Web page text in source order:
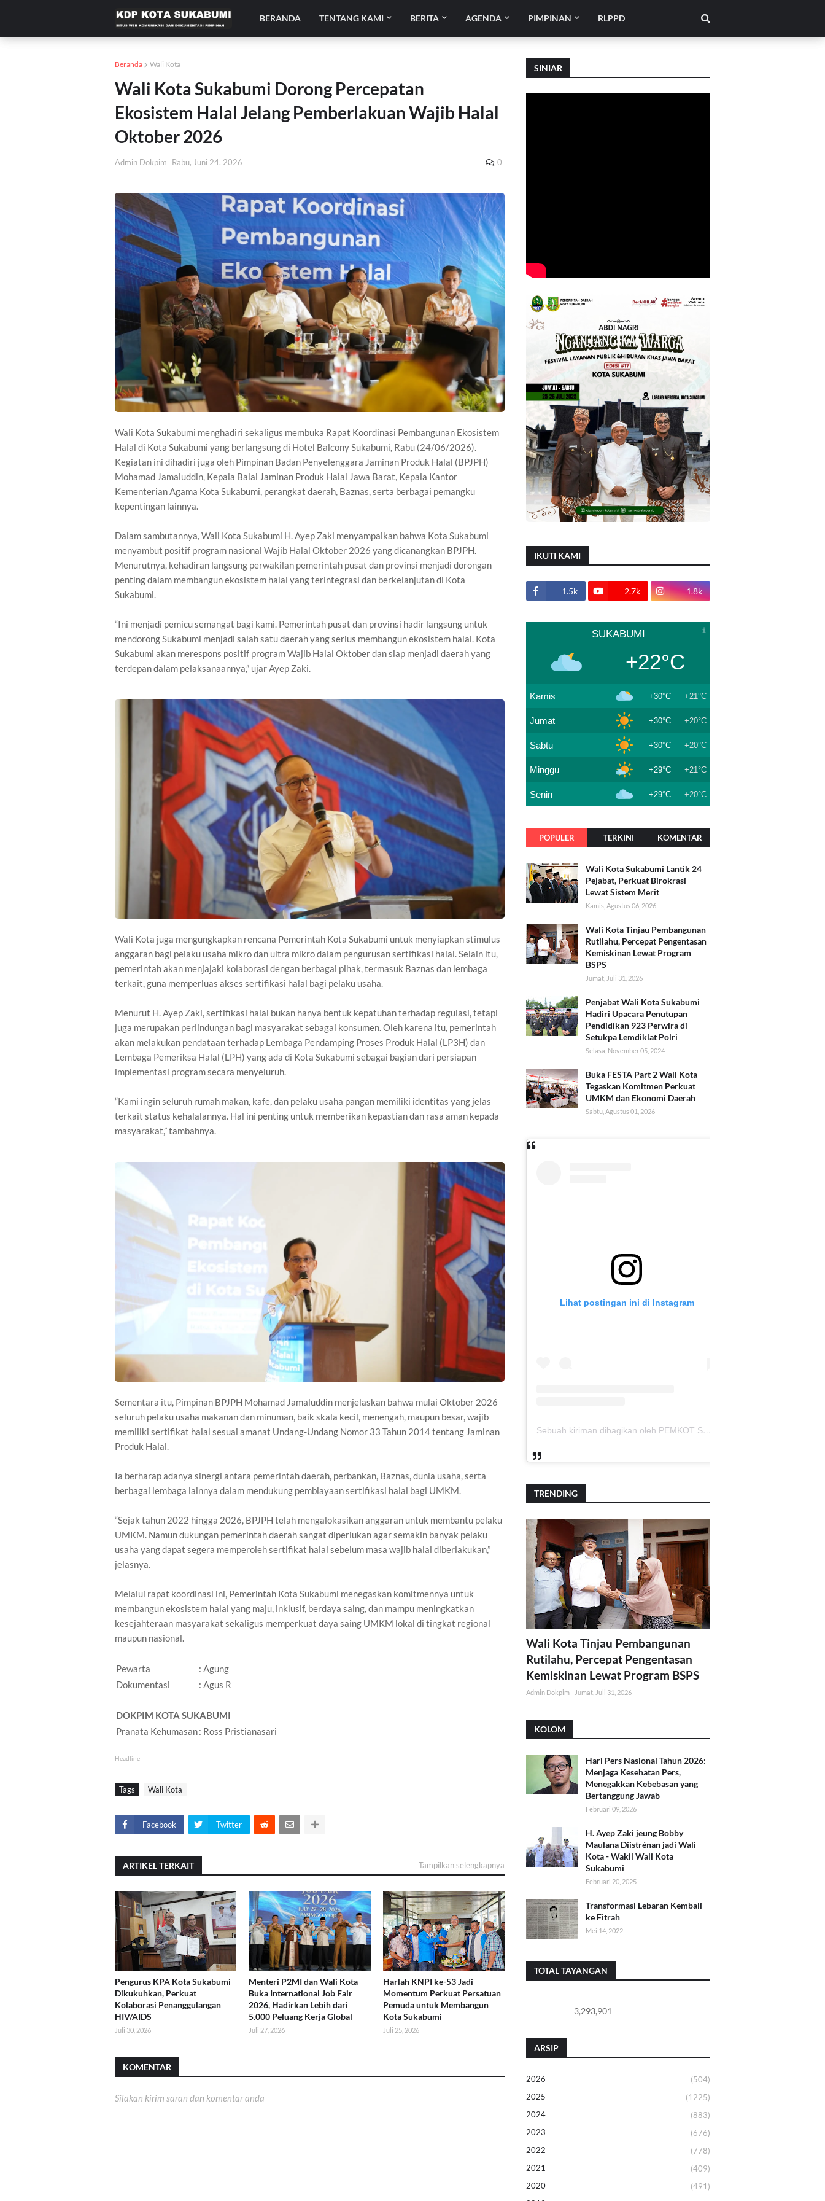
BERANDA TENTANG KAMI BERITA AGENDA PIMPINAN RLPPD
Beranda Wali Kota
Wali Kota Sukabumi Dorong Percepatan
Ekosistem Halal Jelang Pemberlakuan Wajib Halal
Oktober 2026
Admin Dokpim Rabu, Juni 24, 2026 0
Wali Kota Sukabumi menghadiri sekaligus membuka Rapat Koordinasi Pembangunan Ekosistem
Halal di Kota Sukabumi yang berlangsung di Hotel Balcony Sukabumi, Rabu (24/06/2026).
Kegiatan ini dihadiri juga oleh Pimpinan Badan Penyelenggara Jaminan Produk Halal (BPJPH)
Mohamad Jamaluddin, Kepala Balai Jaminan Produk Halal Jawa Barat, Kepala Kantor
Kementerian Agama Kota Sukabumi, perangkat daerah, Baznas, serta berbagai pemangku
kepentingan lainnya.
Dalam sambutannya, Wali Kota Sukabumi H. Ayep Zaki menyampaikan bahwa Kota Sukabumi
menyambut positif program nasional Wajib Halal Oktober 2026 yang dicanangkan BPJPH.
Menurutnya, kehadiran langsung perwakilan pemerintah pusat dan provinsi menjadi dorongan
penting dalam membangun ekosistem halal yang terintegrasi dan berkelanjutan di Kota
Sukabumi.
“Ini menjadi pemicu semangat bagi kami. Pemerintah pusat dan provinsi hadir langsung untuk
mendorong Sukabumi menjadi salah satu daerah yang serius membangun ekosistem halal. Kota
Sukabumi akan merespons positif program Wajib Halal Oktober dan siap menjadi daerah yang
terdepan dalam pelaksanaannya,” ujar Ayep Zaki.
Wali Kota juga mengungkapkan rencana Pemerintah Kota Sukabumi untuk menyiapkan stimulus
anggaran bagi pelaku usaha mikro dan ultra mikro dalam pengurusan sertifikasi halal. Selain itu,
pemerintah akan menjajaki kolaborasi dengan berbagai pihak, termasuk Baznas dan lembaga
terkait, guna memperluas akses sertifikasi halal bagi pelaku usaha.
Menurut H. Ayep Zaki, sertifikasi halal bukan hanya bentuk kepatuhan terhadap regulasi, tetapi
juga merupakan perlindungan bagi masyarakat sebagai konsumen. Oleh karena itu, pemerintah
akan melakukan pendataan terhadap Lembaga Pendamping Proses Produk Halal (LP3H) dan
Lembaga Pemeriksa Halal (LPH) yang ada di Kota Sukabumi sebagai bagian dari persiapan
implementasi program secara menyeluruh.
“Kami ingin seluruh rumah makan, kafe, dan pelaku usaha pangan memiliki identitas yang jelas
terkait status kehalalannya. Hal ini penting untuk memberikan kepastian dan rasa aman kepada
masyarakat,” tambahnya.
Sementara itu, Pimpinan BPJPH Mohamad Jamaluddin menjelaskan bahwa mulai Oktober 2026
seluruh pelaku usaha makanan dan minuman, baik skala kecil, menengah, maupun besar, wajib
memiliki sertifikat halal sesuai amanat Undang-Undang Nomor 33 Tahun 2014 tentang Jaminan
Produk Halal.
Ia berharap adanya sinergi antara pemerintah daerah, perbankan, Baznas, dunia usaha, serta
berbagai lembaga lainnya dalam mendukung pembiayaan sertifikasi halal bagi UMKM.
“Sejak tahun 2022 hingga 2026, BPJPH telah mengalokasikan anggaran untuk membantu pelaku
UMKM. Namun dukungan pemerintah daerah sangat diperlukan agar semakin banyak pelaku
usaha yang dapat segera memperoleh sertifikat halal sebelum masa wajib halal diberlakukan,”
jelasnya.
Melalui rapat koordinasi ini, Pemerintah Kota Sukabumi menegaskan komitmennya untuk
membangun ekosistem halal yang maju, inklusif, berdaya saing, dan mampu meningkatkan
kesejahteraan masyarakat sekaligus memperkuat daya saing UMKM lokal di tingkat regional
maupun nasional.
Pewarta
: Agung
Dokumentasi
: Agus R
DOKPIM KOTA SUKABUMI
Pranata Kehumasan: Ross Pristianasari
Headline
Tags Wali Kota
Facebook Twitter
ARTIKEL TERKAIT Tampilkan selengkapnya
Pengurus KPA Kota Sukabumi
Dikukuhkan, Perkuat
Kolaborasi Penanggulangan
HIV/AIDS
Juli 30, 2026
Menteri P2MI dan Wali Kota
Buka International Job Fair
2026, Hadirkan Lebih dari
5.000 Peluang Kerja Global
Juli 27, 2026
Harlah KNPI ke-53 Jadi
Momentum Perkuat Persatuan
Pemuda untuk Membangun
Kota Sukabumi
Juli 25, 2026
KOMENTAR
Silakan kirim saran dan komentar anda
SINIAR
IKUTI KAMI
1.5k 2.7k 1.8k
SUKABUMI
+22°C
Kamis +30°C +21°C
Jumat +30°C +20°C
Sabtu +30°C +20°C
Minggu +29°C +21°C
Senin +29°C +20°C
POPULER TERKINI KOMENTAR
Wali Kota Sukabumi Lantik 24
Pejabat, Perkuat Birokrasi
Lewat Sistem Merit
Kamis, Agustus 06, 2026
Wali Kota Tinjau Pembangunan
Rutilahu, Percepat Pengentasan
Kemiskinan Lewat Program
BSPS
Jumat, Juli 31, 2026
Penjabat Wali Kota Sukabumi
Hadiri Upacara Penutupan
Pendidikan 923 Perwira di
Setukpa Lemdiklat Polri
Selasa, November 05, 2024
Buka FESTA Part 2 Wali Kota
Tegaskan Komitmen Perkuat
UMKM dan Ekonomi Daerah
Sabtu, Agustus 01, 2026
Lihat postingan ini di Instagram
Sebuah kiriman dibagikan oleh PEMKOT SUKABUMI (@pemkotsukabumi_)
TRENDING
Wali Kota Tinjau Pembangunan
Rutilahu, Percepat Pengentasan
Kemiskinan Lewat Program BSPS
Admin Dokpim Jumat, Juli 31, 2026
KOLOM
Hari Pers Nasional Tahun 2026:
Menjaga Kesehatan Pers,
Menegakkan Kebebasan yang
Bertanggung Jawab
Februari 09, 2026
H. Ayep Zaki jeung Bobby
Maulana Diistrénan jadi Wali
Kota - Wakil Wali Kota
Sukabumi
Februari 20, 2025
Transformasi Lebaran Kembali
ke Fitrah
Mei 14, 2022
TOTAL TAYANGAN
3,293,901
ARSIP
2026
(504)
2025
(1225)
2024
(883)
2023
(676)
2022
(778)
2021
(409)
2020
(491)